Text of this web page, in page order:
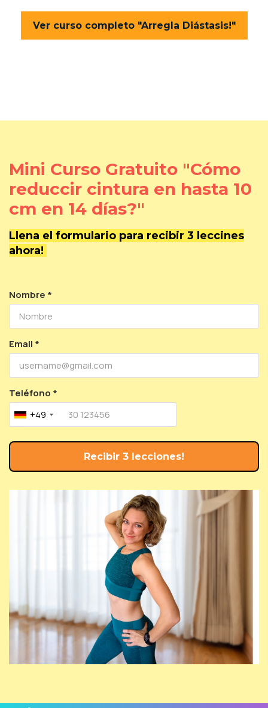
Ver curso completo "Arregla Diástasis!"
Mini Curso Gratuito "Cómo
reduccir cintura en hasta 10
cm en 14 días?"
Llena el formulario para recibir 3 leccines
ahora!
Nombre *
Email *
Teléfono *
+49
Recibir 3 lecciones!